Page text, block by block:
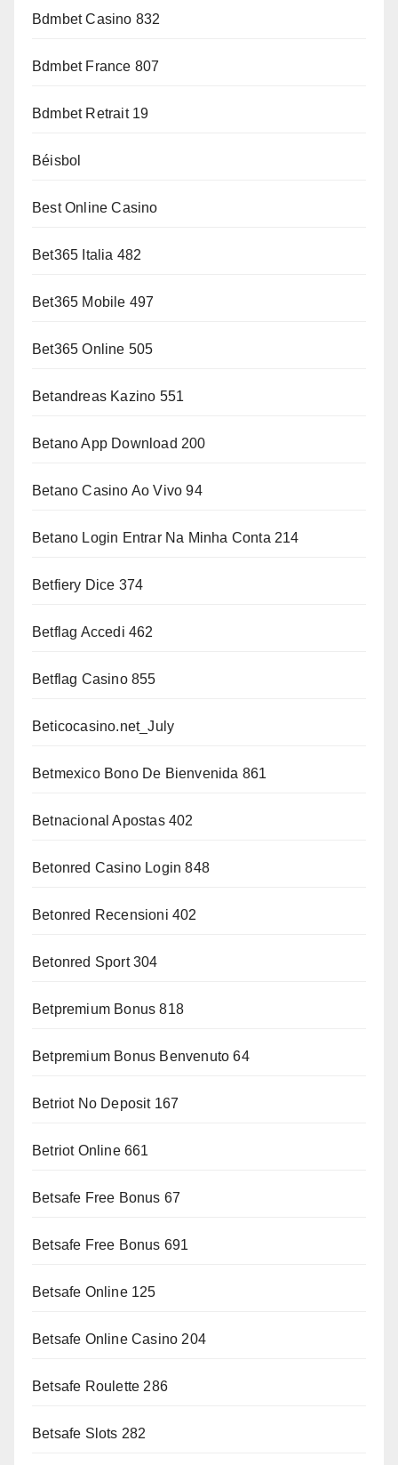
Bdmbet Casino 832
Bdmbet France 807
Bdmbet Retrait 19
Béisbol
Best Online Casino
Bet365 Italia 482
Bet365 Mobile 497
Bet365 Online 505
Betandreas Kazino 551
Betano App Download 200
Betano Casino Ao Vivo 94
Betano Login Entrar Na Minha Conta 214
Betfiery Dice 374
Betflag Accedi 462
Betflag Casino 855
Beticocasino.net_July
Betmexico Bono De Bienvenida 861
Betnacional Apostas 402
Betonred Casino Login 848
Betonred Recensioni 402
Betonred Sport 304
Betpremium Bonus 818
Betpremium Bonus Benvenuto 64
Betriot No Deposit 167
Betriot Online 661
Betsafe Free Bonus 67
Betsafe Free Bonus 691
Betsafe Online 125
Betsafe Online Casino 204
Betsafe Roulette 286
Betsafe Slots 282